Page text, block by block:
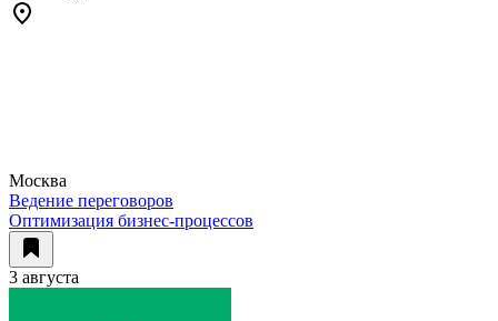
Москва
Ведение переговоров
Оптимизация бизнес-процессов
3 августа